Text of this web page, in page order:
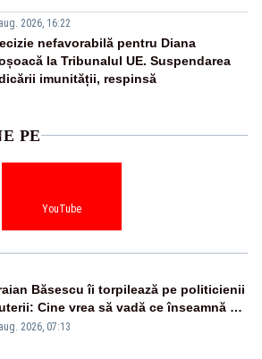
2026, 16:22
nefavorabilă pentru Diana
la Tribunalul UE. Suspendarea
imunității, respinsă
PE
YouTube
Băsescu îi torpilează pe politicienii
Cine vrea să vadă ce înseamnă să
prost, se uită la România
2026, 07:13